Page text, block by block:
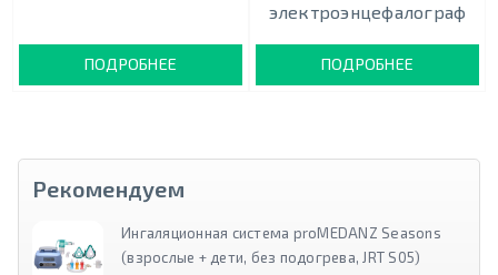
ПОДРОБНЕЕ
электроэнцефалограф
ПОДРОБНЕЕ
Рекомендуем
Ингаляционная система proMEDANZ Seasons
(взрослые + дети, без подогрева, JRT S05)